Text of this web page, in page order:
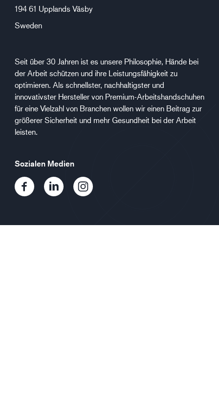
194 61 Upplands Väsby
Sweden
Seit über 30 Jahren ist es unsere Philosophie, Hände bei
der Arbeit schützen und ihre Leistungsfähigkeit zu
optimieren. Als schnellster, nachhaltigster und
innovativster Hersteller von Premium-Arbeitshandschuhen
für eine Vielzahl von Branchen wollen wir einen Beitrag zur
größerer Sicherheit und mehr Gesundheit bei der Arbeit
leisten.
Sozialen Medien